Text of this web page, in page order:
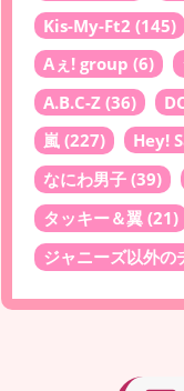
Kis-My-Ft2 (145)
Aぇ! group (6)
A.B.C-Z (36)
嵐 (227) Hey!
なにわ男子 (39)
タッキー＆翼 (21)
ジャニーズ以外の